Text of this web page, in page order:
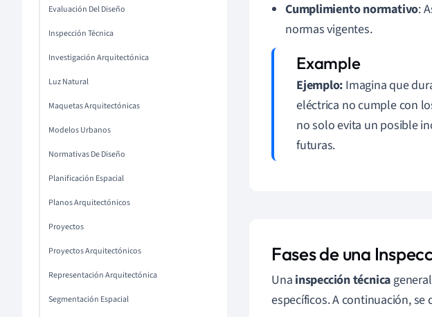
Evaluación Del Diseño
Inspección Técnica
Investigación Arquitectónica
Luz Natural
Maquetas Arquitectónicas
Modelos Urbanos
Normativas De Diseño
Planificación Espacial
Planos Arquitectónicos
Proyectos
Proyectos Arquitectónicos
Representación Arquitectónica
Segmentación Espacial
Cumplimiento normativo:
normas vigentes.
Ejemplo: Imagina que
eléctrica no cumple con
no solo evita un posible
futuras.
Fases de una
Una inspección técnica
específicos. A continuación, se